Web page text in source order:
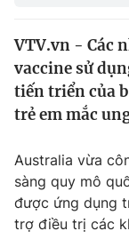
Thế giới
Tin tức
Thế giới đó đây
Câu chuyện
Kinh tế
Thị trường
Góc doanh
Dữ liệu và đời
Truyền hình
VTV.vn - Các
vaccine sử
tiến triển của
trẻ em mắc
Australia vừa
sàng quy mô
được ứng dụng
trợ điều trị các